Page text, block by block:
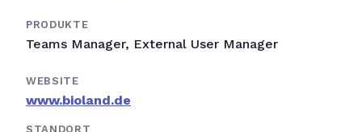
PRODUKTE
Teams Manager, External User Manager
WEBSITE
www.bioland.de
STANDORT